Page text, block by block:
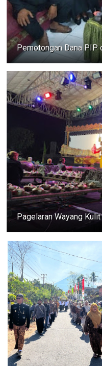
Pemotongan Dana
Pagelaran Wayang